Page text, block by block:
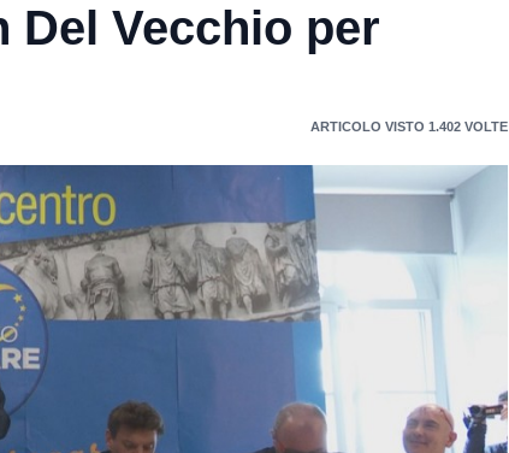
Del Vecchio per
ARTICOLO VISTO 1.402 VOLTE